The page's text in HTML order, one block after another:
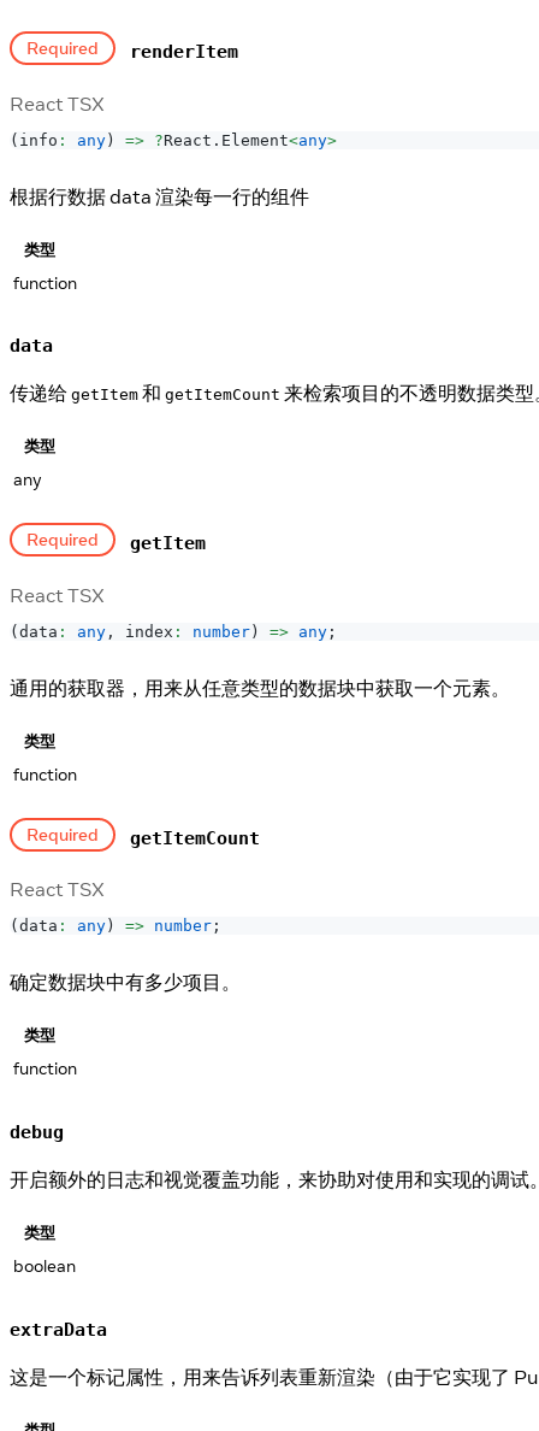
Required renderItem
React TSX
( info : any) => ?React . Element<any>
根据行数据 data 渲染每一行的组件
类型
function
data
传递给 getItem 和 getItemCount 来检索项目的不透明数据类型
类型
any
Required getItem
React TSX
(data : any , index : number) => any ;
通用的获取器，用来从任意类型的数据块中获取一个元素。
类型
function
Required getItemCount
React TSX
( data : any ) => number ;
确定数据块中有多少项目。
类型
function
debug
开启额外的日志和视觉覆盖功能，来协助对使用和实现的调试
类型
boolean
extraData
这是一个标记属性，用来告诉列表重新渲染（由于它实现了